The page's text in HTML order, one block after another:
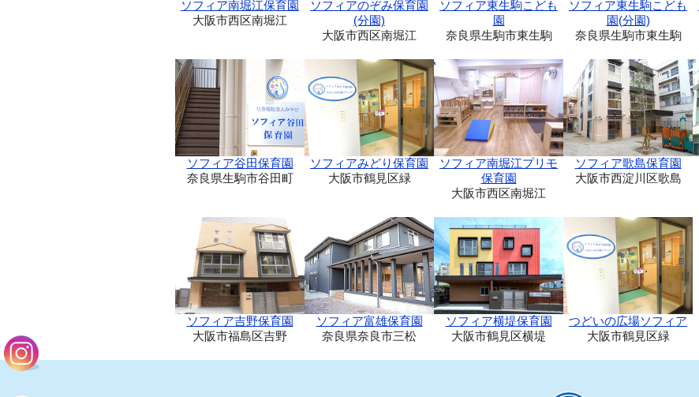
ソフィア南堀江保育園
大阪市西区南堀江
ソフィアのぞみ保育園
(分園)
大阪市西区南堀江
ソフィア東生駒こども
園
奈良県生駒市東生駒
ソフィア東生駒こども
園(分園)
奈良県生駒市東生駒
ソフィア谷田保育園
奈良県生駒市谷田町
ソフィアみどり保育園
大阪市鶴見区緑
ソフィア南堀江プリモ
保育園
大阪市西区南堀江
ソフィア歌島保育園
大阪市西淀川区歌島
ソフィア吉野保育園
大阪市福島区吉野
ソフィア富雄保育園
奈良県奈良市三松
ソフィア横堤保育園
大阪市鶴見区横堤
つどいの広場ソフィア
大阪市鶴見区緑